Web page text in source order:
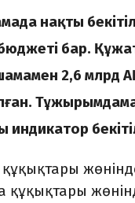
нақты
бар.
2,6
индикатор
құқықтары